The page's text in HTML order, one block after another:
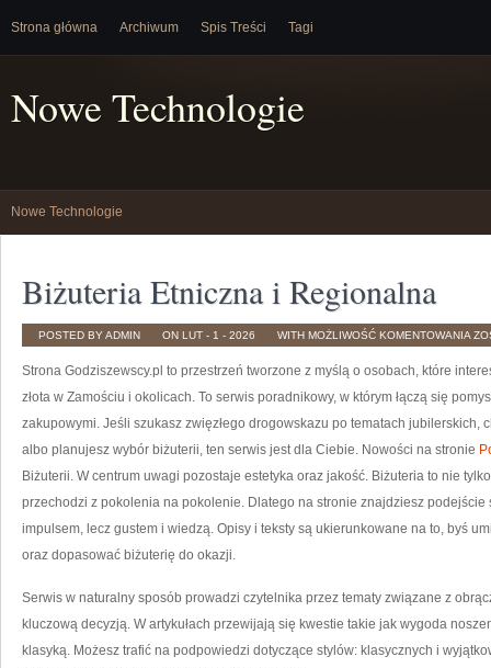
Strona główna Archiwum Spis Treści Tagi
Nowe Technologie
Nowe Technologie
Biżuteria Etniczna i Regionalna
POSTED BY ADMIN ON LUT - 1 - 2026 WITH MOŻLIWOŚĆ KOMENTOWANIA
Strona Godziszewscy.pl to przestrzeń tworzone z myślą o osobach, które
złota w Zamościu i okolicach. To serwis poradnikowy, w którym łączą się
zakupowymi. Jeśli szukasz zwięzłego drogowskazu po tematach jubilerskich,
albo planujesz wybór biżuterii, ten serwis jest dla Ciebie. Nowości na stronie
Biżuterii. W centrum uwagi pozostaje estetyka oraz jakość. Biżuteria to nie
przechodzi z pokolenia na pokolenie. Dlatego na stronie znajdziesz
impulsem, lecz gustem i wiedzą. Opisy i teksty są ukierunkowane na to, byś
oraz dopasować biżuterię do okazji.
Serwis w naturalny sposób prowadzi czytelnika przez tematy związane z
kluczową decyzją. W artykułach przewijają się kwestie takie jak wygoda
klasyką. Możesz trafić na podpowiedzi dotyczące stylów: klasycznych i